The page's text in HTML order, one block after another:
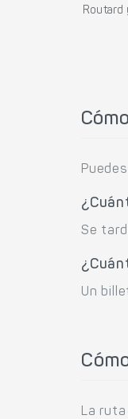
Routard
Se
Un
La